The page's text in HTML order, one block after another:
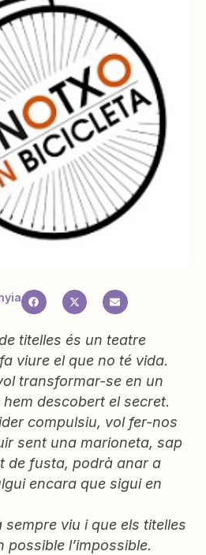
titelles és un teatre
viure el que no té vida.
transformar-se en un
descobert el secret.
compulsiu, vol fer-nos
sent una marioneta, sap
de fusta, podrà anar a
encara que sigui en
viu i que els titelles
possible l’impossible.